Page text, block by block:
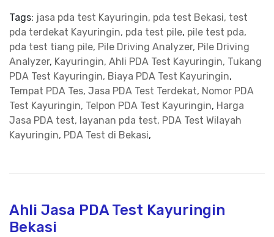
Tags: jasa pda test Kayuringin, pda test Bekasi, test
pda terdekat Kayuringin, pda test pile, pile test pda,
pda test tiang pile, Pile Driving Analyzer, Pile Driving
Analyzer, Kayuringin, Ahli PDA Test Kayuringin, Tukang
PDA Test Kayuringin, Biaya PDA Test Kayuringin,
Tempat PDA Tes, Jasa PDA Test Terdekat, Nomor PDA
Test Kayuringin, Telpon PDA Test Kayuringin, Harga
Jasa PDA test, layanan pda test, PDA Test Wilayah
Kayuringin, PDA Test di Bekasi,
Ahli Jasa PDA Test Kayuringin
Bekasi